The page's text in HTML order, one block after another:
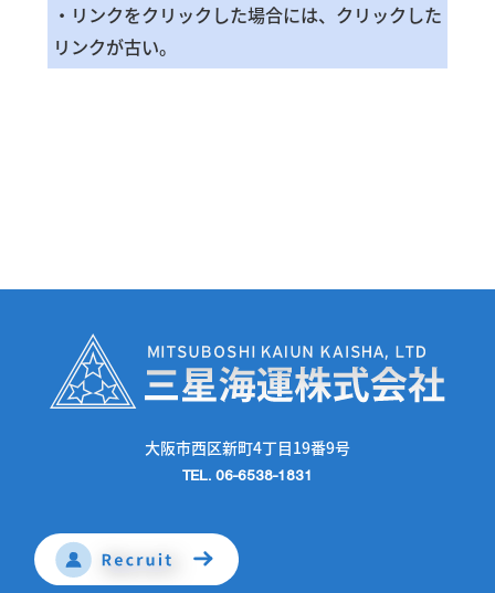
・リンクをクリックした場合には、クリックした
リンクが古い。
大阪市西区新町4丁目19番9号
TEL. 06-6538-1831